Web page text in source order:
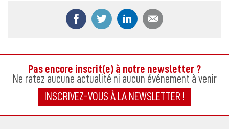
Partager ce contenu sur Facebook
Partager ce contenu sur Twitter
Partager ce contenu
Pas encore inscrit(e) à notre newsletter ?
Ne ratez aucune actualité ni aucun événement à venir
INSCRIVEZ-VOUS À LA NEWSLETTER !